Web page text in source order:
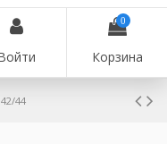
0
Корзина
44